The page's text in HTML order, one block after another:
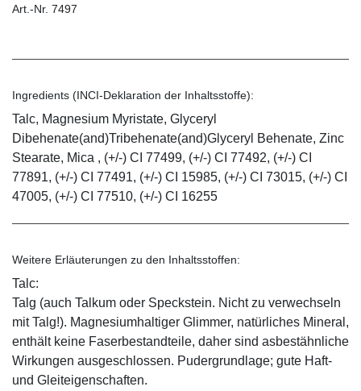
Art.-Nr. 7497
Ingredients (INCI-Deklaration der Inhaltsstoffe):
Talc, Magnesium Myristate, Glyceryl
Dibehenate(and)Tribehenate(and)Glyceryl Behenate, Zinc
Stearate, Mica , (+/-) CI 77499, (+/-) CI 77492, (+/-) CI
77891, (+/-) CI 77491, (+/-) CI 15985, (+/-) CI 73015, (+/-) CI
47005, (+/-) CI 77510, (+/-) CI 16255
Weitere Erläuterungen zu den Inhaltsstoffen:
Talc:
Talg (auch Talkum oder Speckstein. Nicht zu verwechseln
mit Talg!). Magnesiumhaltiger Glimmer, natürliches Mineral,
enthält keine Faserbestandteile, daher sind asbestähnliche
Wirkungen ausgeschlossen. Pudergrundlage; gute Haft-
und Gleiteigenschaften.